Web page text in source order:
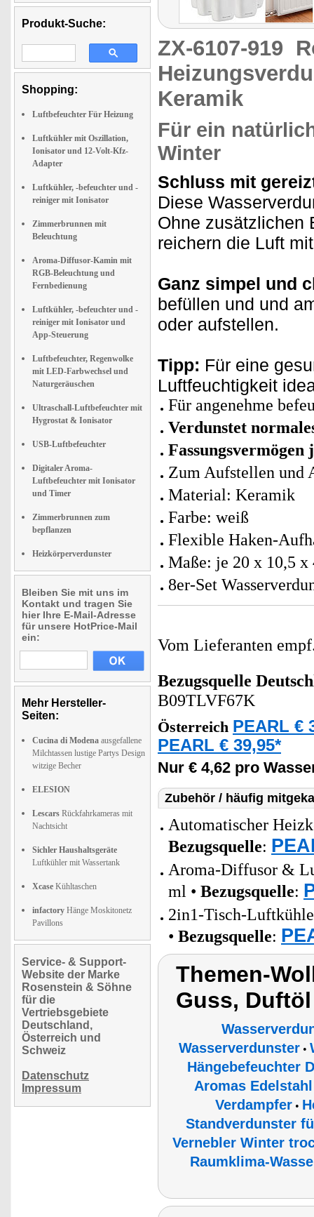
Produkt-Suche:
Shopping:
Luftbefeuchter Für Heizung
Luftkühler mit Oszillation,
Ionisator und 12-Volt-Kfz-
Adapter
Luftkühler, -befeuchter und -
reiniger mit Ionisator
Zimmerbrunnen mit
Beleuchtung
Aroma-Diffusor-Kamin mit
RGB-Beleuchtung und
Fernbedienung
Luftkühler, -befeuchter und -
reiniger mit Ionisator und
App-Steuerung
Luftbefeuchter, Regenwolke
mit LED-Farbwechsel und
Naturgeräuschen
Ultraschall-Luftbefeuchter mit
Hygrostat & Ionisator
USB-Luftbefeuchter
Digitaler Aroma-
Luftbefeuchter mit Ionisator
und Timer
Zimmerbrunnen zum
bepflanzen
Heizkörperverdunster
Bleiben Sie mit uns im
Kontakt und tragen Sie
hier Ihre E-Mail-Adresse
für unsere HotPrice-Mail
ein:
Mehr Hersteller-
Seiten:
Cucina di Modena ausgefallene
Milchtassen lustige Partys Design
witzige Becher
ELESION
Lescars Rückfahrkameras mit
Nachtsicht
Sichler Haushaltsgeräte
Luftkühler mit Wassertank
Xcase Kühltaschen
infactory Hänge Moskitonetz
Pavillons
Service- & Support-
Website der Marke
Rosenstein & Söhne
für die
Vertriebsgebiete
Deutschland,
Österreich und
Schweiz
Datenschutz
Impressum
ZX-6107-919
Keramik
Für ein
Winter
Schluss mit
Diese
Ohne zusätzlichen
reichern die Luft
Ganz simpel und
befüllen und und
oder aufstellen.
Tipp: Für eine
Luftfeuchtigkeit
Für angenehme
Verdunstet
Fassungsvermögen
Zum Aufstellen und
Material: Keramik
Farbe: weiß
Flexible Haken-
Maße: je 20 x 10,5
8er-Set
Vom Lieferanten
Bezugsquelle
B09TLVF67K
Österreich PEARL €
PEARL € 39,95*
Nur € 4,62 pro
Zubehör / häufig
Automatischer
Bezugsquelle:
Aroma-Diffusor &
ml • Bezugsquelle:
2in1-Tisch-
• Bezugsquelle:
Themen-
Guss, Duftöl
Wasserverdunster •
Hängebefeuchter
Aromas
Verdampfer•
Standverdunster
Vernebler Winter
Raumklima-